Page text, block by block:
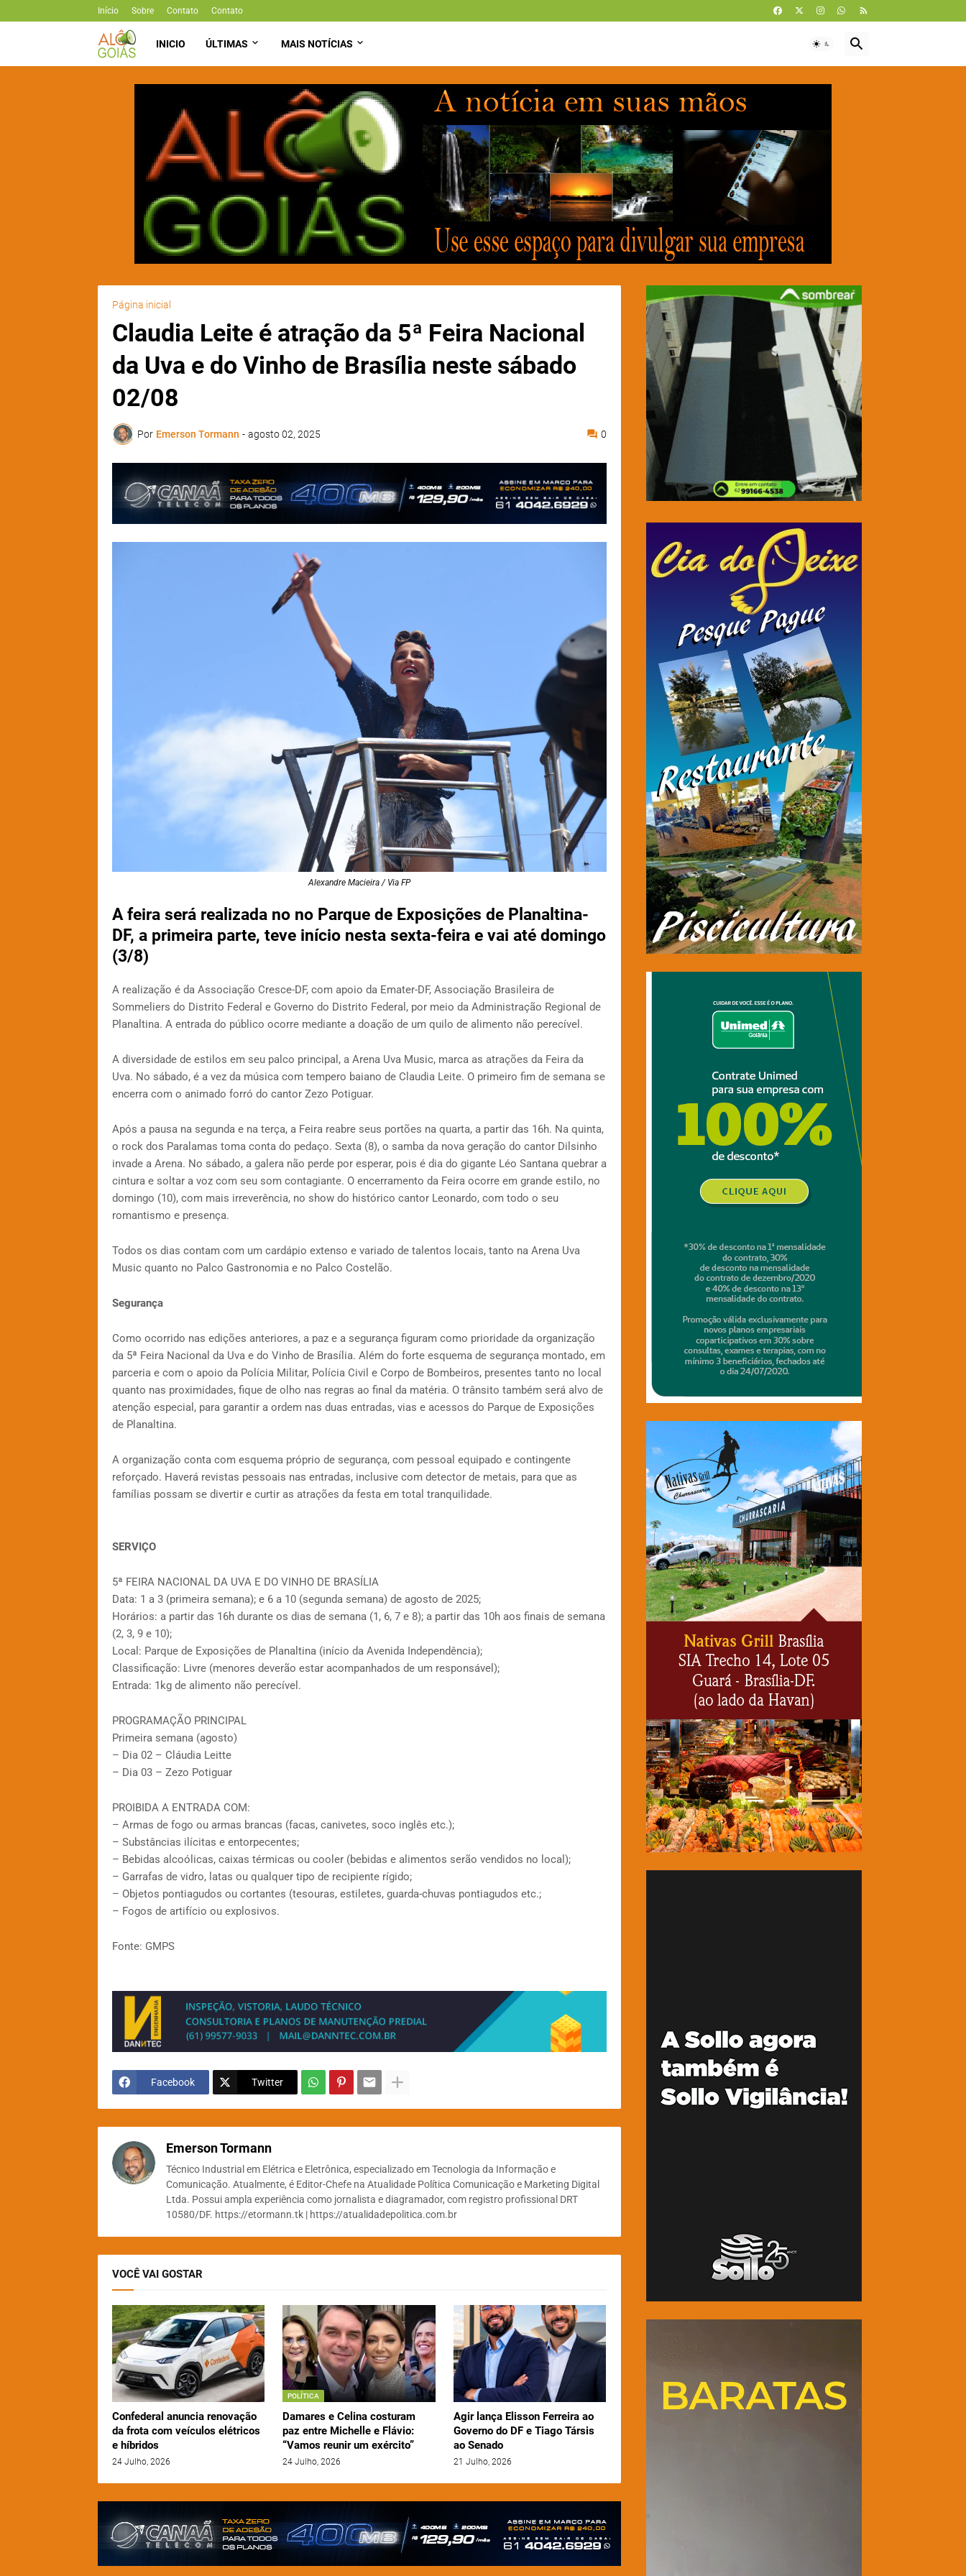
Início Sobre Contato Contato
INICIO ÚLTIMAS MAIS NOTÍCIAS
Página inicial
Claudia Leite é atração da 5ª Feira Nacional
da Uva e do Vinho de Brasília neste sábado
02/08
Por Emerson Tormann - agosto 02, 2025 0
Alexandre Macieira / Via FP
A feira será realizada no no Parque de Exposições de Planaltina-
DF, a primeira parte, teve início nesta sexta-feira e vai até domingo
(3/8)
A realização é da Associação Cresce-DF, com apoio da Emater-DF, Associação Brasileira de
Sommeliers do Distrito Federal e Governo do Distrito Federal, por meio da Administração Regional de
Planaltina. A entrada do público ocorre mediante a doação de um quilo de alimento não perecível.
A diversidade de estilos em seu palco principal, a Arena Uva Music, marca as atrações da Feira da
Uva. No sábado, é a vez da música com tempero baiano de Claudia Leite. O primeiro fim de semana se
encerra com o animado forró do cantor Zezo Potiguar.
Após a pausa na segunda e na terça, a Feira reabre seus portões na quarta, a partir das 16h. Na quinta,
o rock dos Paralamas toma conta do pedaço. Sexta (8), o samba da nova geração do cantor Dilsinho
invade a Arena. No sábado, a galera não perde por esperar, pois é dia do gigante Léo Santana quebrar a
cintura e soltar a voz com seu som contagiante. O encerramento da Feira ocorre em grande estilo, no
domingo (10), com mais irreverência, no show do histórico cantor Leonardo, com todo o seu
romantismo e presença.
Todos os dias contam com um cardápio extenso e variado de talentos locais, tanto na Arena Uva
Music quanto no Palco Gastronomia e no Palco Costelão.
Segurança
Como ocorrido nas edições anteriores, a paz e a segurança figuram como prioridade da organização
da 5ª Feira Nacional da Uva e do Vinho de Brasília. Além do forte esquema de segurança montado, em
parceria e com o apoio da Polícia Militar, Polícia Civil e Corpo de Bombeiros, presentes tanto no local
quanto nas proximidades, fique de olho nas regras ao final da matéria. O trânsito também será alvo de
atenção especial, para garantir a ordem nas duas entradas, vias e acessos do Parque de Exposições
de Planaltina.
A organização conta com esquema próprio de segurança, com pessoal equipado e contingente
reforçado. Haverá revistas pessoais nas entradas, inclusive com detector de metais, para que as
famílias possam se divertir e curtir as atrações da festa em total tranquilidade.
SERVIÇO
5ª FEIRA NACIONAL DA UVA E DO VINHO DE BRASÍLIA
Data: 1 a 3 (primeira semana); e 6 a 10 (segunda semana) de agosto de 2025;
Horários: a partir das 16h durante os dias de semana (1, 6, 7 e 8); a partir das 10h aos finais de semana
(2, 3, 9 e 10);
Local: Parque de Exposições de Planaltina (início da Avenida Independência);
Classificação: Livre (menores deverão estar acompanhados de um responsável);
Entrada: 1kg de alimento não perecível.
PROGRAMAÇÃO PRINCIPAL
Primeira semana (agosto)
– Dia 02 – Cláudia Leitte
– Dia 03 – Zezo Potiguar
PROIBIDA A ENTRADA COM:
– Armas de fogo ou armas brancas (facas, canivetes, soco inglês etc.);
– Substâncias ilícitas e entorpecentes;
– Bebidas alcoólicas, caixas térmicas ou cooler (bebidas e alimentos serão vendidos no local);
– Garrafas de vidro, latas ou qualquer tipo de recipiente rígido;
– Objetos pontiagudos ou cortantes (tesouras, estiletes, guarda-chuvas pontiagudos etc.;
– Fogos de artifício ou explosivos.
Fonte: GMPS
Facebook Twitter
Emerson Tormann
Técnico Industrial em Elétrica e Eletrônica, especializado em Tecnologia da Informação e
Comunicação. Atualmente, é Editor-Chefe na Atualidade Política Comunicação e Marketing Digital
Ltda. Possui ampla experiência como jornalista e diagramador, com registro profissional DRT
10580/DF. https://etormann.tk | https://atualidadepolitica.com.br
VOCÊ VAI GOSTAR
Confederal anuncia renovação
da frota com veículos elétricos
e híbridos
24 Julho, 2026
POLÍTICA
Damares e Celina costuram
paz entre Michelle e Flávio:
“Vamos reunir um exército”
24 Julho, 2026
Agir lança Elisson Ferreira ao
Governo do DF e Tiago Társis
ao Senado
21 Julho, 2026